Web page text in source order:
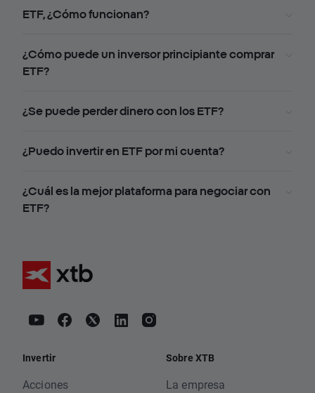
ETF, ¿Cómo funcionan?
¿Cómo puede un inversor principiante comprar
ETF?
¿Se puede perder dinero con los ETF?
¿Puedo invertir en ETF por mi cuenta?
¿Cuál es la mejor plataforma para negociar con
ETF?
Invertir
Acciones
Sobre XTB
La empresa